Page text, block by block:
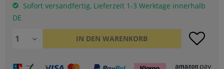
Sofort versandfertig, Lieferzeit 1-3 Werktage innerhalb
DE
IN DEN WARENKORB